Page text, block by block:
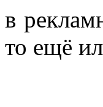
в
то ещё